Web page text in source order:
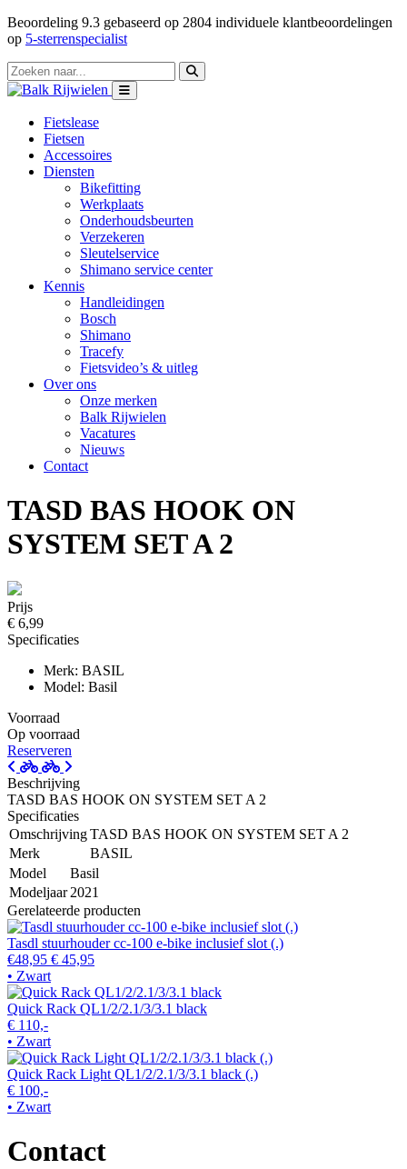
Beoordeling 9.3 gebaseerd op 2804 individuele klantbeoordelingen
op 5-sterrenspecialist
Fietslease
Fietsen
Accessoires
Diensten
Bikefitting
Werkplaats
Onderhoudsbeurten
Verzekeren
Sleutelservice
Shimano service center
Kennis
Handleidingen
Bosch
Shimano
Tracefy
Fietsvideo’s & uitleg
Over ons
Onze merken
Balk Rijwielen
Vacatures
Nieuws
Contact
TASD BAS HOOK ON
SYSTEM SET A 2
Prijs
€ 6,99
Specificaties
Merk: BASIL
Model: Basil
Voorraad
Op voorraad
Reserveren
Beschrijving
TASD BAS HOOK ON SYSTEM SET A 2
Specificaties
OmschrijvingTASD BAS HOOK ON SYSTEM SET A 2
Merk
BASIL
Model
Basil
Modeljaar 2021
Gerelateerde producten
Tasdl stuurhouder cc-100 e-bike inclusief slot (.)
€48,95 € 45,95
• Zwart
Quick Rack QL1/2/2.1/3/3.1 black
€ 110,-
• Zwart
Quick Rack Light QL1/2/2.1/3/3.1 black (.)
€ 100,-
• Zwart
Contact